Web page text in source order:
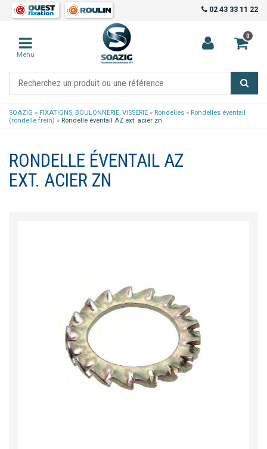
02 43 33 11 22
0
Menu
SOAZIG » FIXATIONS, BOULONNERIE, VISSERIE » Rondelles » Rondelles éventail
(rondelle frein) » Rondelle éventail AZ ext. acier zn
RONDELLE ÉVENTAIL AZ
EXT. ACIER ZN